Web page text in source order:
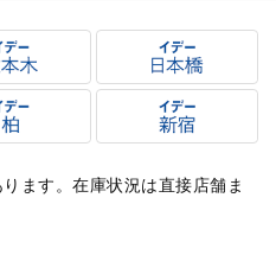
ます。在庫状況は直接店舗ま